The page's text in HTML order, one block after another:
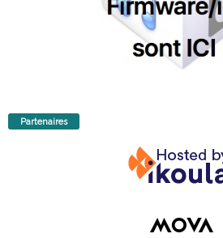
Partenaires